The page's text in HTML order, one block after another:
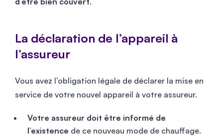
La déclaration de l’appareil à
l’assureur
Vous avez l’obligation légale de déclarer la mise en
service de votre nouvel appareil à votre assureur.
Votre assureur doit être informé de
l’existence de ce nouveau mode de chauffage.